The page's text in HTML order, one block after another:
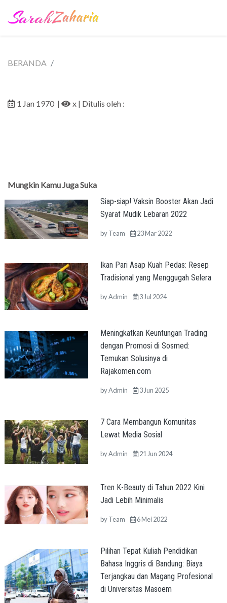
BERANDA
1 Jan 1970 | x | Ditulis oleh :
Mungkin Kamu Juga Suka
Siap-siap! Vaksin Booster Akan Jadi
Syarat Mudik Lebaran 2022
byTeam 23 Mar 2022
Ikan Pari Asap Kuah Pedas: Resep
Tradisional yang Menggugah Selera
byAdmin 3 Jul 2024
Meningkatkan Keuntungan Trading
dengan Promosi di Sosmed:
Temukan Solusinya di
Rajakomen.com
byAdmin 3 Jun 2025
7 Cara Membangun Komunitas
Lewat Media Sosial
byAdmin 21 Jun 2024
Tren K-Beauty di Tahun 2022 Kini
Jadi Lebih Minimalis
byTeam 6 Mei 2022
Pilihan Tepat Kuliah Pendidikan
Bahasa Inggris di Bandung: Biaya
Terjangkau dan Magang Profesional
di Universitas Masoem